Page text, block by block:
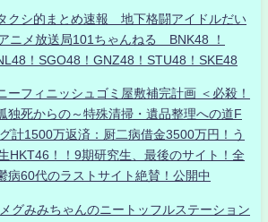
クシ的まとめ速報 地下格闘アイドルだい
ニメ放送局101ちゃんねる BNK48 ！
！SGO48！GNZ48！STU48！SKE48
ーフィニッシュゴミ屋敷補完計画 ＜必殺！
独死からの～特殊清掃・遺品整理への道F
計1500万返済：厨二病借金3500万円！う
HKT46！！9期研究生、最後のサイト！全
病60代のラストサイト絶賛！公開中
グみみちゃんのニートッフルステーション